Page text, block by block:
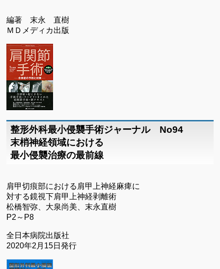
編著 末永 直樹
ＭＤメディカ出版
整形外科最小侵襲手術ジャーナル No94
末梢神経領域における
最小侵襲治療の最前線
肩甲切痕部における肩甲上神経麻痺に
対する鏡視下肩甲上神経剥離術
松橋智弥、大泉尚美、末永直樹
P2～P8
全日本病院出版社
2020年2月15日発行